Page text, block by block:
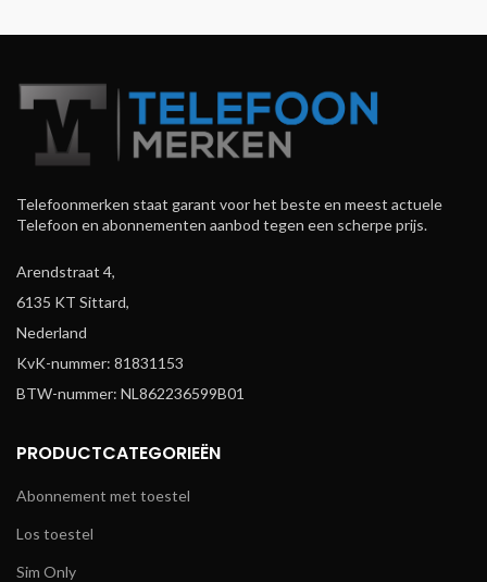
Telefoonmerken staat garant voor het beste en meest actuele
Telefoon en abonnementen aanbod tegen een scherpe prijs.
Arendstraat 4,
6135 KT Sittard,
Nederland
KvK-nummer: 81831153
BTW-nummer: NL862236599B01
PRODUCTCATEGORIEËN
Abonnement met toestel
Los toestel
Sim Only